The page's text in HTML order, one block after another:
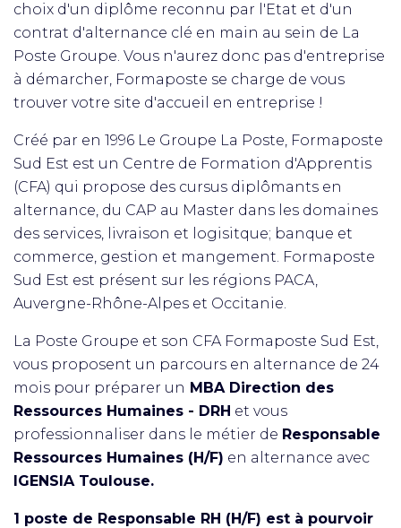
choix d'un diplôme reconnu par l'Etat et d'un
contrat d'alternance clé en main au sein de La
Poste Groupe. Vous n'aurez donc pas d'entreprise
à démarcher, Formaposte se charge de vous
trouver votre site d'accueil en entreprise !
Créé par en 1996 Le Groupe La Poste, Formaposte
Sud Est est un Centre de Formation d'Apprentis
(CFA) qui propose des cursus diplômants en
alternance, du CAP au Master dans les domaines
des services, livraison et logisitque; banque et
commerce, gestion et mangement. Formaposte
Sud Est est présent sur les régions PACA,
Auvergne-Rhône-Alpes et Occitanie.
La Poste Groupe et son CFA Formaposte Sud Est,
vous proposent un parcours en alternance de 24
mois pour préparer un MBA Direction des
Ressources Humaines - DRH et vous
professionnaliser dans le métier de Responsable
Ressources Humaines (H/F) en alternance avec
IGENSIA Toulouse.
1 poste de Responsable RH (H/F) est à pourvoir